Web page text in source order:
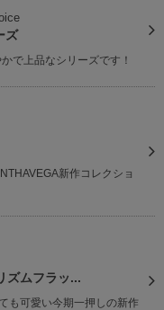
ズ
で上品なシリーズです！
新作コレクショ
ズムフラッ...
も可愛い今期一押しの新作